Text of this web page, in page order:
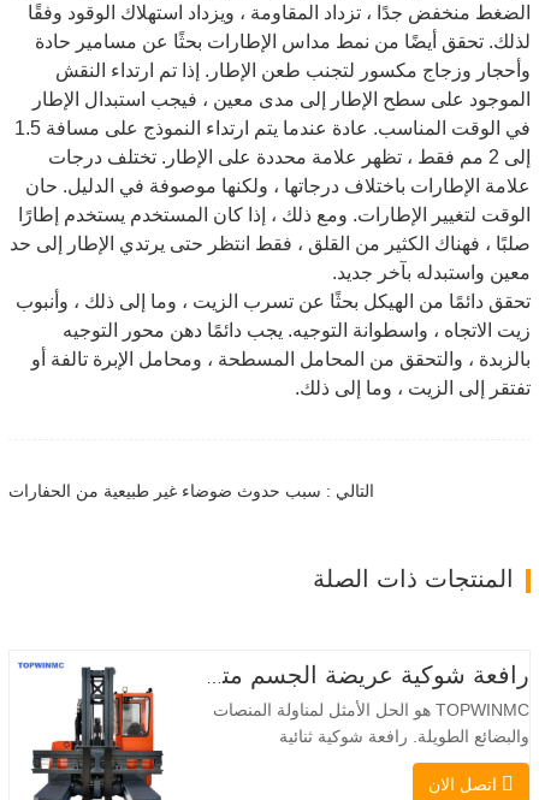
الضغط منخفض جدًا ، تزداد المقاومة ، ويزداد استهلاك الوقود وفقًا
لذلك. تحقق أيضًا من نمط مداس الإطارات بحثًا عن مسامير حادة
وأحجار وزجاج مكسور لتجنب طعن الإطار. إذا تم ارتداء النقش
الموجود على سطح الإطار إلى مدى معين ، فيجب استبدال الإطار
في الوقت المناسب. عادة عندما يتم ارتداء النموذج على مسافة 1.5
إلى 2 مم فقط ، تظهر علامة محددة على الإطار. تختلف درجات
علامة الإطارات باختلاف درجاتها ، ولكنها موصوفة في الدليل. حان
الوقت لتغيير الإطارات. ومع ذلك ، إذا كان المستخدم يستخدم إطارًا
صلبًا ، فهناك الكثير من القلق ، فقط انتظر حتى يرتدي الإطار إلى حد
معين واستبدله بآخر جديد.
تحقق دائمًا من الهيكل بحثًا عن تسرب الزيت ، وما إلى ذلك ، وأنبوب
زيت الاتجاه ، واسطوانة التوجيه. يجب دائمًا دهن محور التوجيه
بالزبدة ، والتحقق من المحامل المسطحة ، ومحامل الإبرة تالفة أو
تفتقر إلى الزيت ، وما إلى ذلك.
التالي : سبب حدوث ضوضاء غير طبيعية من الحفارات
المنتجات ذات الصلة
رافعة شوكية عريضة الجسم متعددة الاتجاهات 3.5-5.0 طن
TOPWINMC هو الحل الأمثل لمناولة المنصات
والبضائع الطويلة. رافعة شوكية ثنائية
الاستخدام، تجمع بين مزايا الرافعة الشوكية
والرافعة الجانبية. محركها الكهربائي الهادئ
اتصل الان